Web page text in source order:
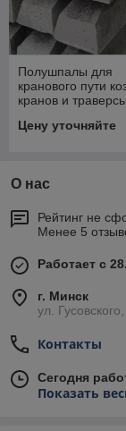
Полушпалы для
кранового пути
кранов и
козловых
Цену уточняйте
О нас
Рейтинг не
Менее 5
Работает с
г. Минск
ул.
Контакты
Сегодня
Показать